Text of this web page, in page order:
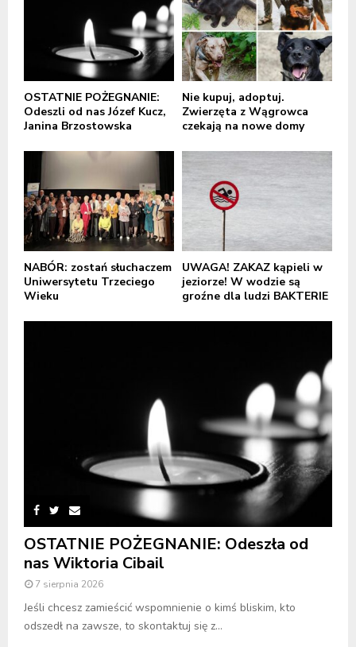
OSTATNIE POŻEGNANIE:
Odeszli od nas Józef Kucz,
Janina Brzostowska
Nie kupuj, adoptuj.
Zwierzęta z Wągrowca
czekają na nowe domy
NABÓR: zostań słuchaczem
Uniwersytetu Trzeciego
Wieku
UWAGA! ZAKAZ kąpieli w
jeziorze! W wodzie są
groźne dla ludzi BAKTERIE
OSTATNIE POŻEGNANIE: Odeszła od
nas Wiktoria Cibail
7 sierpnia 2026
Jeśli chcesz zamieścić wspomnienie o kimś bliskim, kto
odszedł na zawsze, to skontaktuj się z...